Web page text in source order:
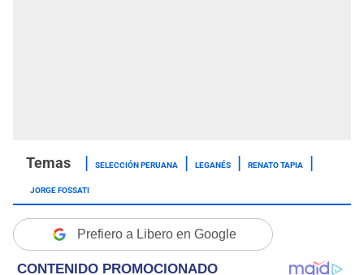
SELECCIÓN PERUANA LEGANÉS
RENATO TAPIA
JORGE FOSSATI
Prefiero a Libero en Google